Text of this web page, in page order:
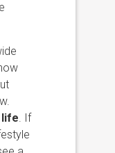
life. If